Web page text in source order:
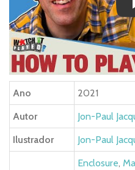
Ano
2021
Autor
Jon-Paul
Ilustrador
Jon-Paul
Enclosure,